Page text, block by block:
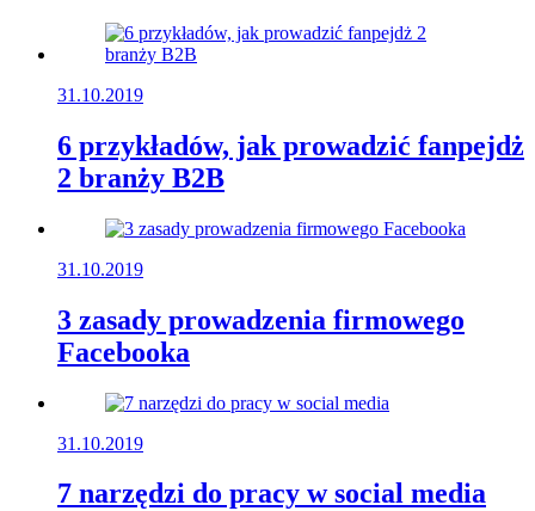
31.10.2019
6 przykładów, jak prowadzić fanpejdż
2 branży B2B
31.10.2019
3 zasady prowadzenia firmowego
Facebooka
31.10.2019
7 narzędzi do pracy w social media